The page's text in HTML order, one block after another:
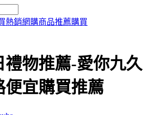
熱銷網購商品推薦購買
禮物推薦-愛你九久
便宜購買推薦